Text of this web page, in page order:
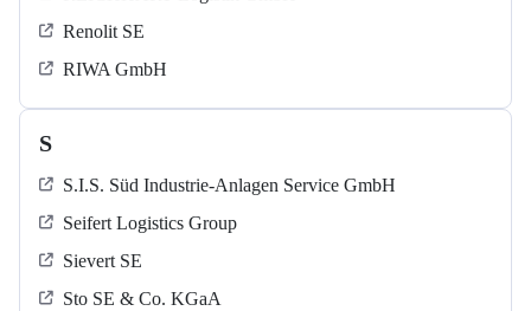
Renolit SE
RIWA GmbH
S
S.I.S. Süd Industrie-Anlagen Service GmbH
Seifert Logistics Group
Sievert SE
Sto SE & Co. KGaA